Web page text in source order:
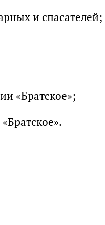
и спасателей;
«Братское»;